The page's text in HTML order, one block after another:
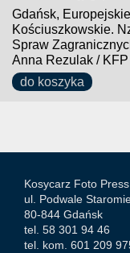
Gdańsk,
Kościuszkowskie.
Spraw
Anna Rezulak / KFP
do koszyka
Kosycarz Foto
ul. Podwale
80-844 Gdańsk
tel. 58 301 94 46
tel. kom. 601 209